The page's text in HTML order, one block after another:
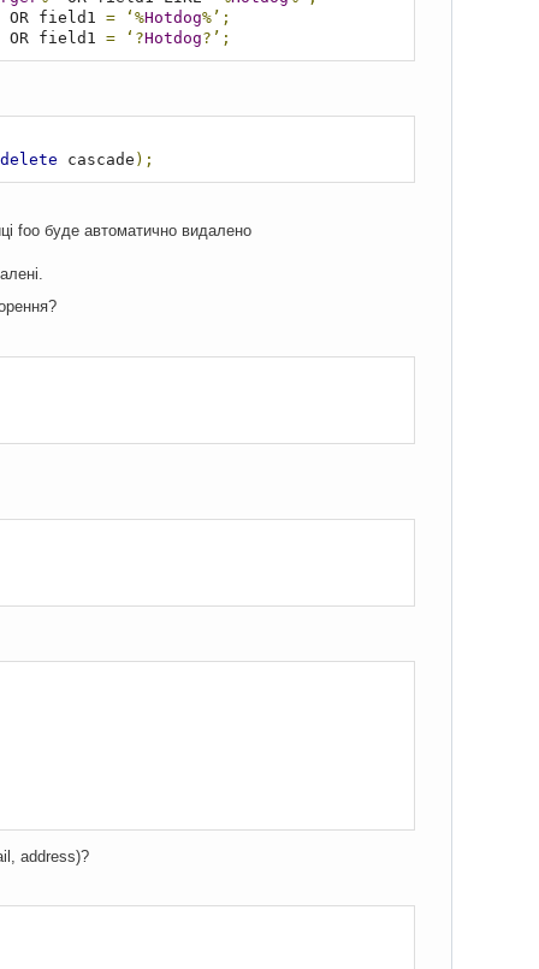
OR field1 = ‘%Hotdog%’;
OR field1 = ‘?Hotdog?’;
delete cascade );
foo буде автоматично видалено
address)?